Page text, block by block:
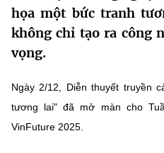
Sở Khoa học và Công
Chuyển đổi số
Bưu chính, Viễn thông
Tiêu chuẩn, đo lường,
Văn bản QPPL
Văn bản chỉ đạo điều hành
MST IOFFICE
THỐNG KÊ
Đổi mới sáng tạo
Khác
họa một bức tranh
không chỉ tạo ra công
vọng.
Ngày 2/12, Diễn thuyết truyền
tương lai" đã mở màn cho
VinFuture 2025.